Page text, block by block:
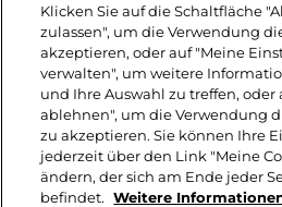
dem Aprikosensenf
Jeweils mit
einer halben Scheibe
Original belegen und
Klicken Sie auf die Schaltfläche
zulassen", um die Verwendung
akzeptieren, oder auf "Meine
verwalten", um weitere
und Ihre Auswahl zu treffen, oder
ablehnen", um die Verwendung
zu akzeptieren. Sie können Ihre
jederzeit über den Link "Meine
ändern, der sich am Ende jeder
befindet. Weitere